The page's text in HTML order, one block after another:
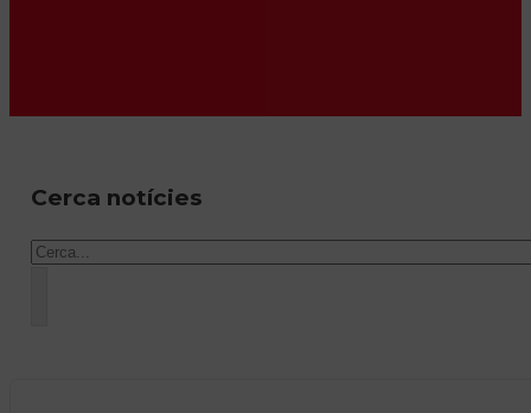
Cerca notícies
Cercar